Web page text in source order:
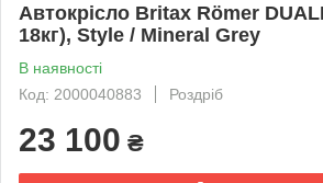
Автокрісло Britax Römer
18кг), Style / Mineral Grey
В наявності
Код: 2000040883
Роздріб
23 100 ₴